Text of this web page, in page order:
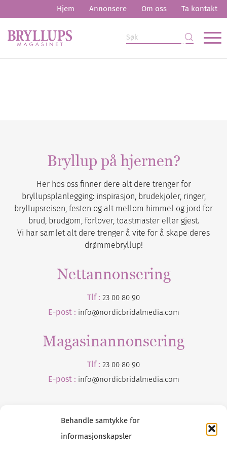
Behandle samtykke for
informasjonskapsler
Hjem Annonsere Om oss Ta kontakt
Bryllup på hjernen?
Her hos oss finner dere alt dere trenger for
bryllupsplanlegging: inspirasjon, brudekjoler, ringer,
bryllupsreisen, festen og alt mellom himmel og jord for
brud, brudgom, forlover, toastmaster eller gjest.
Vi har samlet alt dere trenger å vite for å skape deres
drømmebryllup!
Nettannonsering
Tlf : 23 00 80 90
E-post : info@nordicbridalmedia.com
Magasinannonsering
Tlf : 23 00 80 90
E-post : info@nordicbridalmedia.com